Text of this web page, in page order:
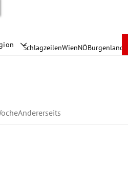
SchlagzeilenWienNÖBurgenland
Andererseits